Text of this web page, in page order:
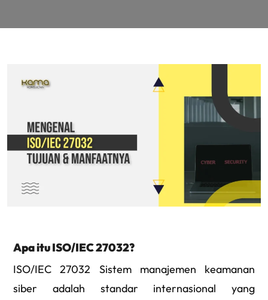
Apa itu ISO/IEC 27032?
ISO/IEC 27032 Sistem manajemen keamanan
siber adalah standar internasional yang